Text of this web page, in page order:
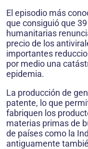
El episodio más
que consiguió que
humanitarias
precio de los
importantes
por medio una
epidemia.
La producción de
patente, lo que
fabriquen los
materias primas de
de países como la
antiguamente